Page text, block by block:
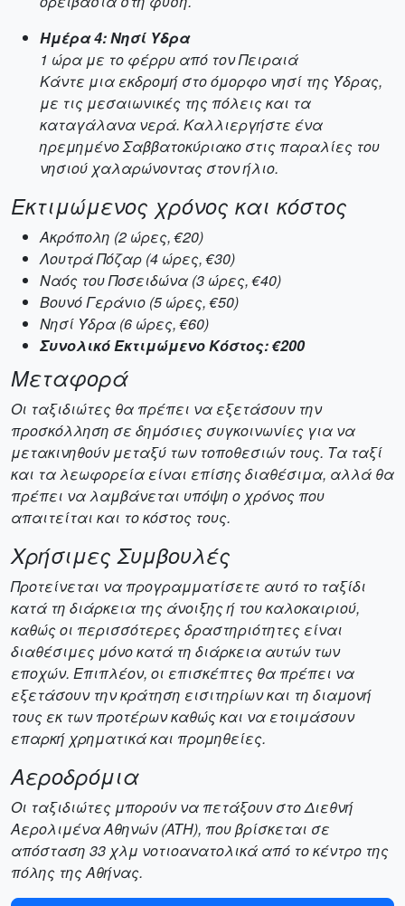
Ημέρα 4: Νησί Υδρα
1 ώρα με το φέρρυ από τον Πειραιά
Κάντε μια εκδρομή στο όμορφο νησί της Ύδρας,
με τις μεσαιωνικές της πόλεις και τα
καταγάλανα νερά. Καλλιεργήστε ένα
ηρεμημένο Σαββατοκύριακο στις παραλίες του
νησιού χαλαρώνοντας στον ήλιο.
Εκτιμώμενος χρόνος και κόστος
Ακρόπολη (2 ώρες, €20)
Λουτρά Πόζαρ (4 ώρες, €30)
Ναός του Ποσειδώνα (3 ώρες, €40)
Βουνό Γεράνιο (5 ώρες, €50)
Νησί Ύδρα (6 ώρες, €60)
Συνολικό Εκτιμώμενο Κόστος: €200
Μεταφορά
Οι ταξιδιώτες θα πρέπει να εξετάσουν την
προσκόλληση σε δημόσιες συγκοινωνίες για να
μετακινηθούν μεταξύ των τοποθεσιών τους. Τα ταξί
και τα λεωφορεία είναι επίσης διαθέσιμα, αλλά θα
πρέπει να λαμβάνεται υπόψη ο χρόνος που
απαιτείται και το κόστος τους.
Χρήσιμες Συμβουλές
Προτείνεται να προγραμματίσετε αυτό το ταξίδι
κατά τη διάρκεια της άνοιξης ή του καλοκαιριού,
καθώς οι περισσότερες δραστηριότητες είναι
διαθέσιμες μόνο κατά τη διάρκεια αυτών των
εποχών. Επιπλέον, οι επισκέπτες θα πρέπει να
εξετάσουν την κράτηση εισιτηρίων και τη διαμονή
τους εκ των προτέρων καθώς και να ετοιμάσουν
επαρκή χρηματικά και προμηθείες.
Αεροδρόμια
Οι ταξιδιώτες μπορούν να πετάξουν στο Διεθνή
Αερολιμένα Αθηνών (ATH), που βρίσκεται σε
απόσταση 33 χλμ νοτιοανατολικά από το κέντρο της
πόλης της Αθήνας.